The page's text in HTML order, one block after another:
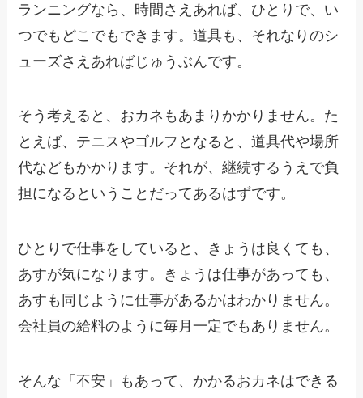
ランニングなら、時間さえあれば、ひとりで、い
つでもどこでもできます。道具も、それなりのシ
ューズさえあればじゅうぶんです。
そう考えると、おカネもあまりかかりません。た
とえば、テニスやゴルフとなると、道具代や場所
代などもかかります。それが、継続するうえで負
担になるということだってあるはずです。
ひとりで仕事をしていると、きょうは良くても、
あすが気になります。きょうは仕事があっても、
あすも同じように仕事があるかはわかりません。
会社員の給料のように毎月一定でもありません。
そんな「不安」もあって、かかるおカネはできる